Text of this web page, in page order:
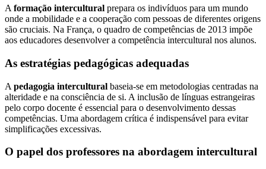
A formação intercultural prepara os indivíduos para um mundo
onde a mobilidade e a cooperação com pessoas de diferentes origens
são cruciais. Na França, o quadro de competências de 2013 impõe
aos educadores desenvolver a competência intercultural nos alunos.
As estratégias pedagógicas adequadas
A pedagogia intercultural baseia-se em metodologias centradas na
alteridade e na consciência de si. A inclusão de línguas estrangeiras
pelo corpo docente é essencial para o desenvolvimento dessas
competências. Uma abordagem crítica é indispensável para evitar
simplificações excessivas.
O papel dos professores na abordagem intercultural